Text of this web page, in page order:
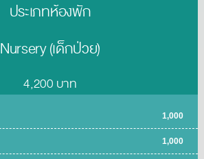
ประเภทห้องพัก
Nursery (เด็กป่วย)
4,200 บาท
1,000
1,000